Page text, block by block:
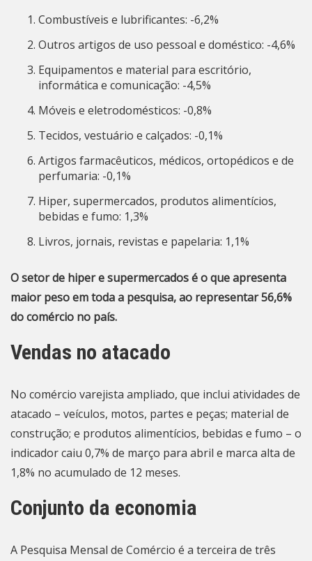
Combustíveis e lubrificantes: -6,2%
Outros artigos de uso pessoal e doméstico: -4,6%
Equipamentos e material para escritório,
informática e comunicação: -4,5%
Móveis e eletrodomésticos: -0,8%
Tecidos, vestuário e calçados: -0,1%
Artigos farmacêuticos, médicos, ortopédicos e de
perfumaria: -0,1%
Hiper, supermercados, produtos alimentícios,
bebidas e fumo: 1,3%
Livros, jornais, revistas e papelaria: 1,1%
O setor de hiper e supermercados é o que apresenta
maior peso em toda a pesquisa, ao representar 56,6%
do comércio no país.
Vendas no atacado
No comércio varejista ampliado, que inclui atividades de
atacado – veículos, motos, partes e peças; material de
construção; e produtos alimentícios, bebidas e fumo – o
indicador caiu 0,7% de março para abril e marca alta de
1,8% no acumulado de 12 meses.
Conjunto da economia
A Pesquisa Mensal de Comércio é a terceira de três